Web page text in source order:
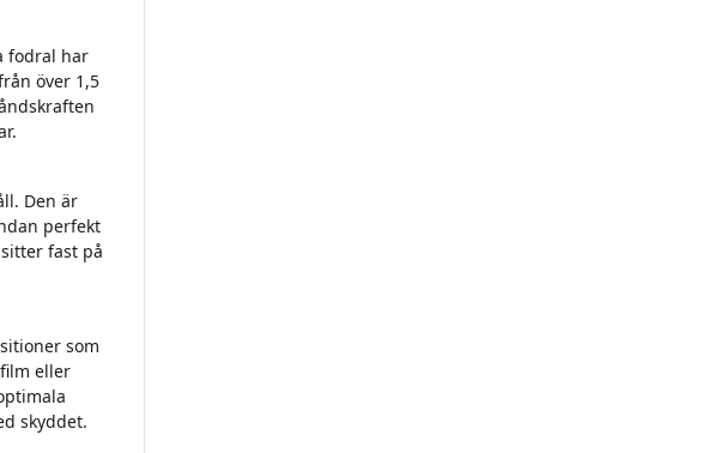
fodral har
över 1,5
Den är
perfekt
fast på
som
eller
skyddet.